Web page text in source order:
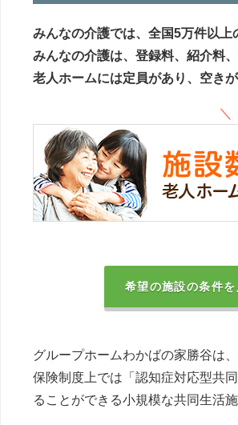
みんなの介護では、全国5万件以上
みんなの介護は、登録料、紹介料
老人ホームには定員があり、空き
＼
希望の施設の条件を
グループホームわかばの家勝谷は
保険制度上では「認知症対応型共
ることができる小規模な共同生活施